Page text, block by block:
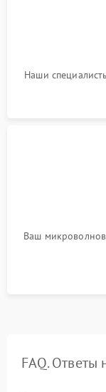
Наши
Ваш
FAQ. Ответы